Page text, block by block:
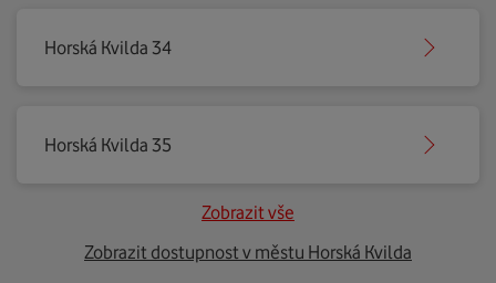
Horská Kvilda 34
Horská Kvilda 35
Zobrazit vše
Zobrazit dostupnost v městu Horská Kvilda